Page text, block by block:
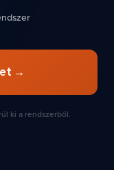
→
ki a rendszerből.